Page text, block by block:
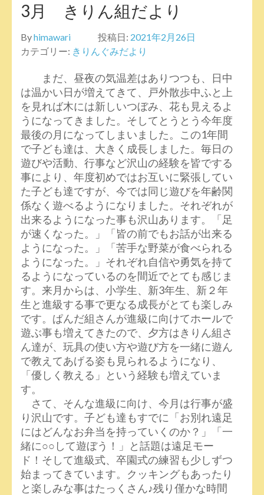
3月 きりん組だより
Byhimawari 投稿日: 2021年2月26日
カテゴリー: きりんぐみだより
まだ、昼夜の気温差はありつつも、日中
は温かい日が増えてきて、戸外散歩中ふと上
を見れば木には新しいつぼみ、花も見えるよ
うになってきました。そしてとうとう今年度
最後の月になってしまいました。この1年間
で子ども達は、大きく成長しました。毎日の
遊びや活動、行事など沢山の経験を皆でする
事により、年度初めではお互いに緊張してい
た子ども達ですが、今では同じ遊びを年齢関
係なく遊べるようになりました。それぞれが
出来るようになった事も沢山あります。「足
が速くなった。」「皆の前でもお話が出来る
ようになった。」「苦手な野菜が食べられる
ようになった。」それぞれ自信や勇気を持て
るようになっているのを間近でとても感じま
す。来月からは、小学生、新3年生、新２年
生と進級する事で更なる成長がとても楽しみ
です。ぱんだ組さんが進級に向けてホールで
遊ぶ事も増えてきたので、夕方はきりん組さ
ん達が、玩具の使い方や遊び方を一緒に遊ん
で教えてあげる姿も見られるようになり、
「優しく教える」という経験も増えていま
す。
さて、そんな進級に向け、今月は行事が盛
り沢山です。子ども達もすでに「お別れ遠足
にはどんなお弁当を持っていくのか？」「一
緒に○○して遊ぼう！」と話題は遠足モー
ド！そして進級式、卒園式の練習も少しずつ
始まってきています。クッキングもあったり
と楽しみな事はたっくさん♪残り僅かな時間